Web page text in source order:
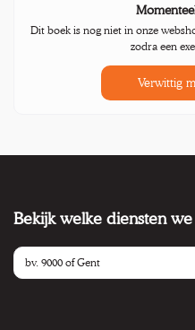
Dit boek is nog niet in onze
zodra een
Verwittig
Bekijk welke diensten